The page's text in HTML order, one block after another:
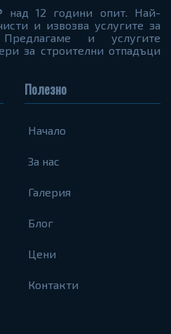
над 12 години опит. Най-
и извозва услугите за
и услугите
за строителни отпадъци
Полезно
Начало
За нас
Галерия
Блог
Цени
Контакти